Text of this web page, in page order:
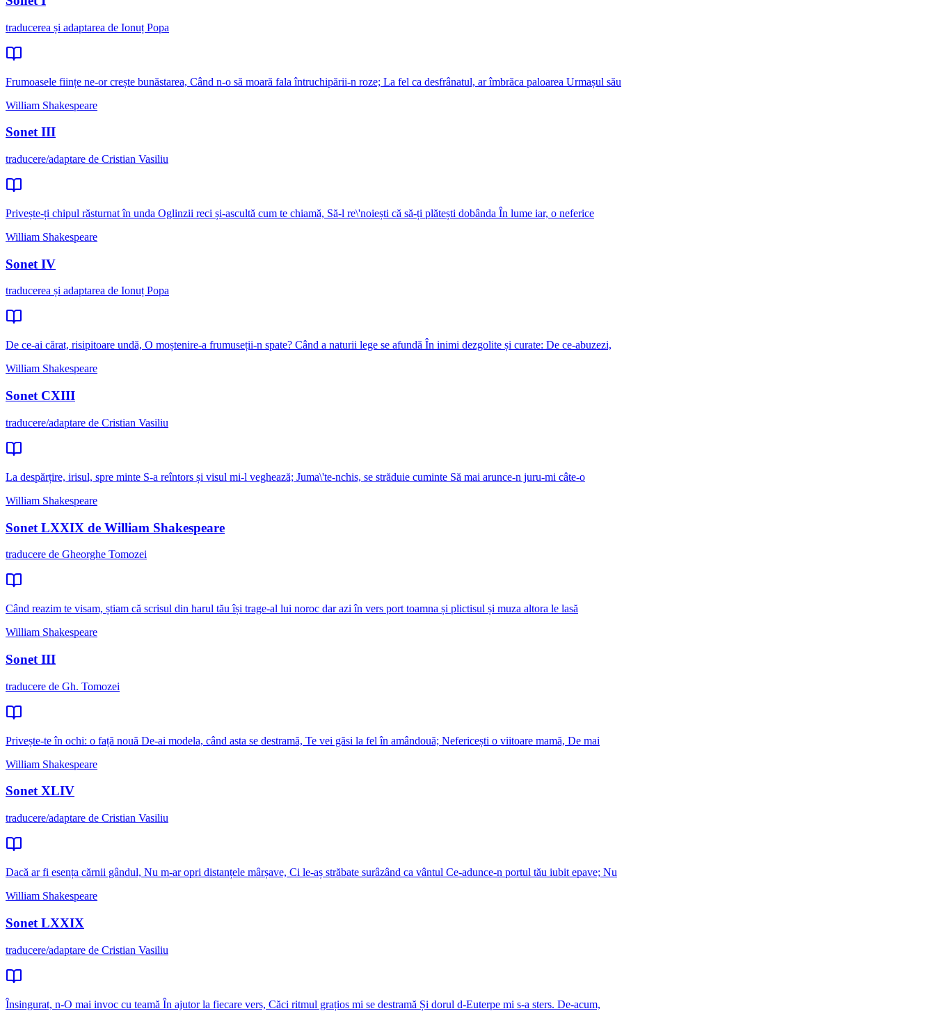
traducerea și adaptarea de Ionuț Popa
Frumoasele ființe ne-or crește bunăstarea, Când n-o să moară fala întruchipării-n roze; La fel ca desfrânatul, ar îmbrăca paloarea Urmașul său
William Shakespeare
Sonet III
traducere/adaptare de Cristian Vasiliu
Privește-ți chipul răsturnat în unda Oglinzii reci și-ascultă cum te chiamă, Să-l re\'noiești că să-ți plătești dobânda În lume iar, o neferice
William Shakespeare
Sonet IV
traducerea și adaptarea de Ionuț Popa
De ce-ai cărat, risipitoare undă, O moștenire-a frumuseții-n spate? Când a naturii lege se afundă În inimi dezgolite și curate: De ce-abuzezi,
William Shakespeare
Sonet CXIII
traducere/adaptare de Cristian Vasiliu
La despărțire, irisul, spre minte S-a reîntors și visul mi-l veghează; Juma\'te-nchis, se străduie cuminte Să mai arunce-n juru-mi câte-o
William Shakespeare
Sonet LXXIX de William Shakespeare
traducere de Gheorghe Tomozei
Când reazim te visam, știam că scrisul din harul tău își trage-al lui noroc dar azi în vers port toamna și plictisul și muza altora le lasă
William Shakespeare
Sonet III
traducere de Gh. Tomozei
Privește-te în ochi: o față nouă De-ai modela, când asta se destramă, Te vei găsi la fel în amândouă; Nefericești o viitoare mamă, De mai
William Shakespeare
Sonet XLIV
traducere/adaptare de Cristian Vasiliu
Dacă ar fi esența cărnii gândul, Nu m-ar opri distanțele mârșave, Ci le-aș străbate surâzând ca vântul Ce-adunce-n portul tău iubit epave; Nu
William Shakespeare
Sonet LXXIX
traducere/adaptare de Cristian Vasiliu
Însingurat, n-O mai invoc cu teamă În ajutor la fiecare vers, Căci ritmul grațios mi se destramă Și dorul d-Euterpe mi s-a sters. De-acum,